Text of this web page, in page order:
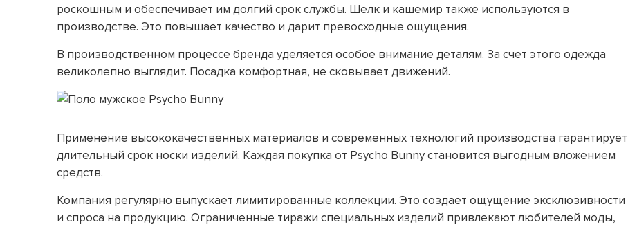
роскошным и обеспечивает им долгий срок службы. Шелк и кашемир также используются в
производстве. Это повышает качество и дарит превосходные ощущения.
В производственном процессе бренда уделяется особое внимание деталям. За счет этого одежда
великолепно выглядит. Посадка комфортная, не сковывает движений.
Применение высококачественных материалов и современных технологий производства гарантирует
длительный срок носки изделий. Каждая покупка от Psycho Bunny становится выгодным вложением
средств.
Компания регулярно выпускает лимитированные коллекции. Это создает ощущение эксклюзивности
и спроса на продукцию. Ограниченные тиражи специальных изделий привлекают любителей моды,